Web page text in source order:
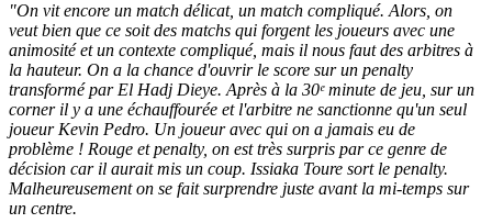
"On vit encore un match délicat, un match compliqué. Alors, on
veut bien que ce soit des matchs qui forgent les joueurs avec une
animosité et un contexte compliqué, mais il nous faut des arbitres à
la hauteur. On a la chance d'ouvrir le score sur un penalty
transformé par El Hadj Dieye. Après à la 30ᵉ minute de jeu, sur un
corner il y a une échauffourée et l'arbitre ne sanctionne qu'un seul
joueur Kevin Pedro. Un joueur avec qui on a jamais eu de
problème ! Rouge et penalty, on est très surpris par ce genre de
décision car il aurait mis un coup. Issiaka Toure sort le penalty.
Malheureusement on se fait surprendre juste avant la mi-temps sur
un centre.